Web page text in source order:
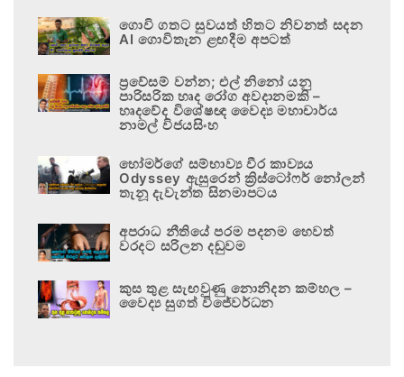
ගොවි ගතට සුවයත් හිතට නිවනත් සදන
AI ගොවිතැන ළඟදීම අපටත්
ප්‍රවේසම් වන්න; එල් නිනෝ යනු
පාරිසරික හෘද රෝග අවදානමකි –
හෘදවේද විශේෂඥ වෛද්‍ය මහාචාර්ය
නාමල් විජයසිංහ
හෝමර්ගේ සම්භාව්‍ය වීර කාව්‍යය
Odyssey ඇසුරෙන් ක්‍රිස්ටෝෆර් නෝලන්
තැනූ දැවැන්ත සිනමාපටය
අපරාධ නීතියේ පරම පදනම හෙවත්
වරදට සරිලන දඬුවම
කුස තුළ සැඟවුණු නොනිදන කම්හල –
වෛද්‍ය සුගත් විජේවර්ධන